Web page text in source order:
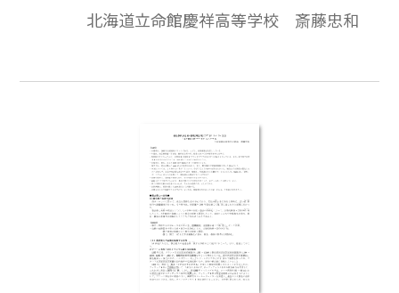
「しっかり」学びうるよう内容の充実をは
のを配して、興味関心を喚起することに努
北海道立命館慶祥高等学校 斎藤忠和